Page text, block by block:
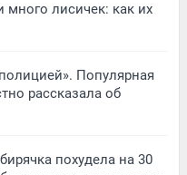
много лисичек: как их
Популярная
рассказала об
похудела на 30